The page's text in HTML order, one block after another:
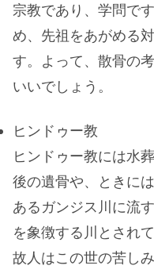
宗教であり、学問で
め、先祖をあがめる
す。よって、散骨の
いいでしょう。
ヒンドゥー教
ヒンドゥー教には水
後の遺骨や、ときに
あるガンジス川に流
を象徴する川とされ
故人はこの世の苦し